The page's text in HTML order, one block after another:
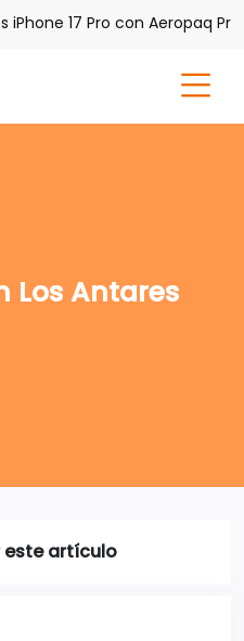
17 Pro con Aeropaq Prime
Los Antares
artículo